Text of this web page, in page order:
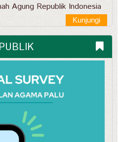
Agung Republik Indonesia
Kunjungi